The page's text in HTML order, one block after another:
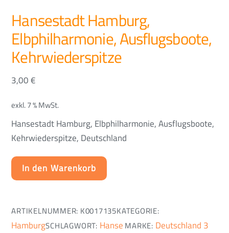
Hansestadt Hamburg,
Elbphilharmonie, Ausflugsboote,
Kehrwiederspitze
3,00€
exkl. 7 % MwSt.
Hansestadt Hamburg, Elbphilharmonie, Ausflugsboote,
Kehrwiederspitze, Deutschland
In den Warenkorb
ARTIKELNUMMER: K0017135KATEGORIE:
HamburgSCHLAGWORT: Hanse MARKE: Deutschland 3